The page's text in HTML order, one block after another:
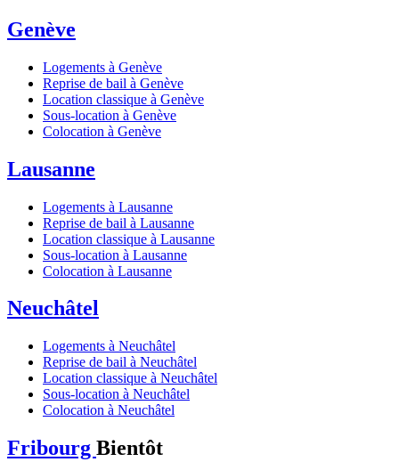
Genève
Logements à Genève
Reprise de bail à Genève
Location classique à Genève
Sous-location à Genève
Colocation à Genève
Lausanne
Logements à Lausanne
Reprise de bail à Lausanne
Location classique à Lausanne
Sous-location à Lausanne
Colocation à Lausanne
Neuchâtel
Logements à Neuchâtel
Reprise de bail à Neuchâtel
Location classique à Neuchâtel
Sous-location à Neuchâtel
Colocation à Neuchâtel
Fribourg Bientôt